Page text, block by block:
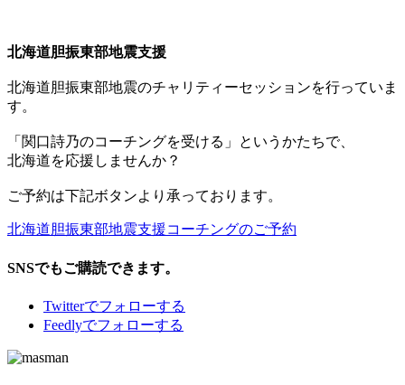
北海道胆振東部地震支援
北海道胆振東部地震のチャリティーセッションを行っていま
す。
「関口詩乃のコーチングを受ける」というかたちで、
北海道を応援しませんか？
ご予約は下記ボタンより承っております。
北海道胆振東部地震支援コーチングのご予約
SNSでもご購読できます。
Twitterでフォローする
Feedlyでフォローする